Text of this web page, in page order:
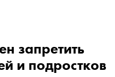
запретить
и подростков